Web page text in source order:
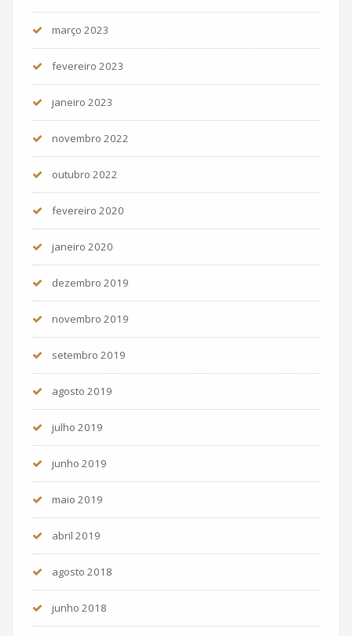
março 2023
fevereiro 2023
janeiro 2023
novembro 2022
outubro 2022
fevereiro 2020
janeiro 2020
dezembro 2019
novembro 2019
setembro 2019
agosto 2019
julho 2019
junho 2019
maio 2019
abril 2019
agosto 2018
junho 2018